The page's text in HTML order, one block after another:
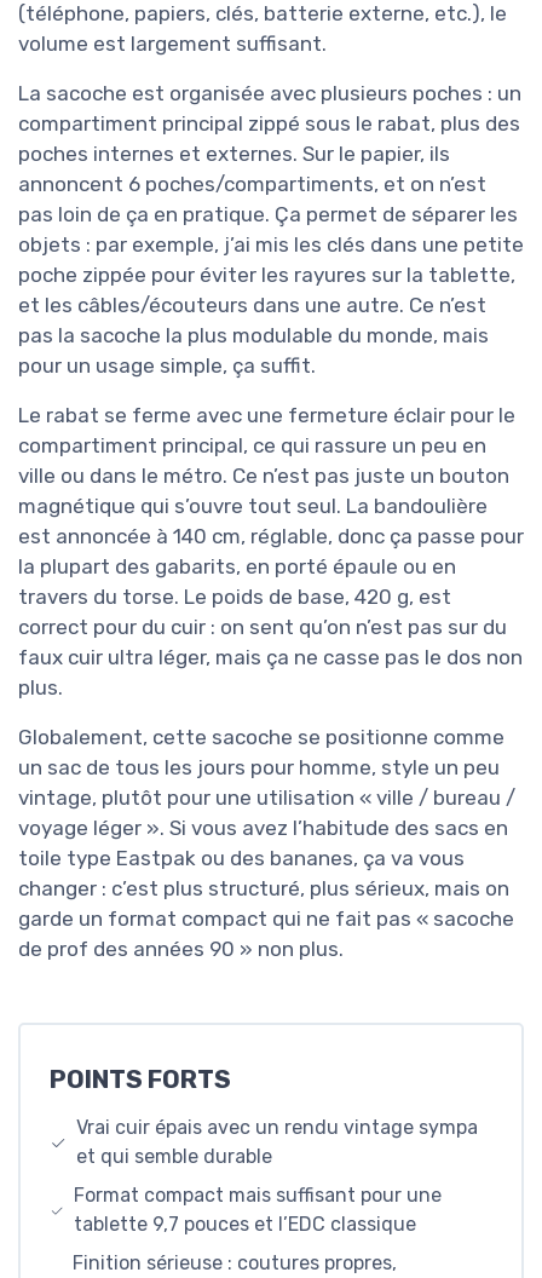
(téléphone, papiers, clés, batterie externe, etc.), le
volume est largement suffisant.
La sacoche est organisée avec plusieurs poches : un
compartiment principal zippé sous le rabat, plus des
poches internes et externes. Sur le papier, ils
annoncent 6 poches/compartiments, et on n’est
pas loin de ça en pratique. Ça permet de séparer les
objets : par exemple, j’ai mis les clés dans une petite
poche zippée pour éviter les rayures sur la tablette,
et les câbles/écouteurs dans une autre. Ce n’est
pas la sacoche la plus modulable du monde, mais
pour un usage simple, ça suffit.
Le rabat se ferme avec une fermeture éclair pour le
compartiment principal, ce qui rassure un peu en
ville ou dans le métro. Ce n’est pas juste un bouton
magnétique qui s’ouvre tout seul. La bandoulière
est annoncée à 140 cm, réglable, donc ça passe pour
la plupart des gabarits, en porté épaule ou en
travers du torse. Le poids de base, 420 g, est
correct pour du cuir : on sent qu’on n’est pas sur du
faux cuir ultra léger, mais ça ne casse pas le dos non
plus.
Globalement, cette sacoche se positionne comme
un sac de tous les jours pour homme, style un peu
vintage, plutôt pour une utilisation « ville / bureau /
voyage léger ». Si vous avez l’habitude des sacs en
toile type Eastpak ou des bananes, ça va vous
changer : c’est plus structuré, plus sérieux, mais on
garde un format compact qui ne fait pas « sacoche
de prof des années 90 » non plus.
POINTS FORTS
Vrai cuir épais avec un rendu vintage sympa
et qui semble durable
Format compact mais suffisant pour une
tablette 9,7 pouces et l’EDC classique
Finition sérieuse : coutures propres,